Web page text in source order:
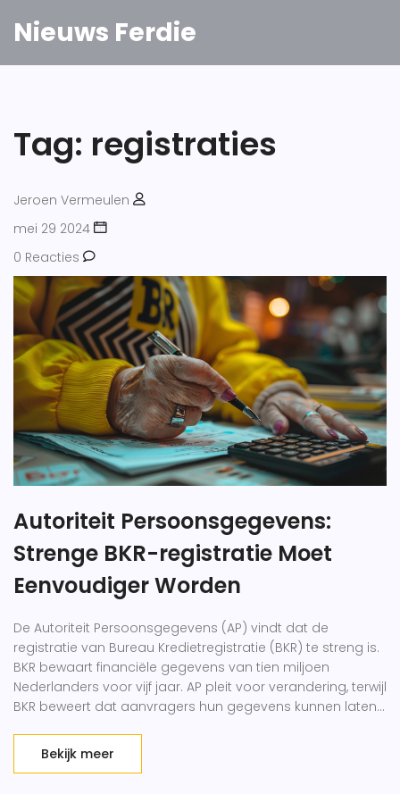
Nieuws Ferdie
Tag: registraties
Jeroen Vermeulen
mei 29 2024
0 Reacties
Autoriteit Persoonsgegevens:
Strenge BKR-registratie Moet
Eenvoudiger Worden
De Autoriteit Persoonsgegevens (AP) vindt dat de
registratie van Bureau Kredietregistratie (BKR) te streng is.
BKR bewaart financiële gegevens van tien miljoen
Nederlanders voor vijf jaar. AP pleit voor verandering, terwijl
BKR beweert dat aanvragers hun gegevens kunnen laten
Bekijk meer